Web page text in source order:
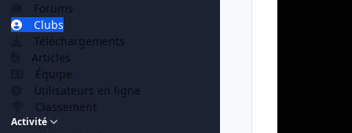
Forums
Clubs
Téléchargements
Articles
Équipe
Utilisateurs en ligne
Classement
Activité